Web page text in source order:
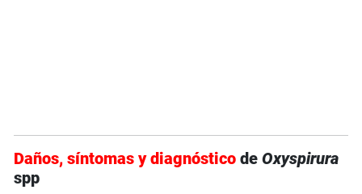
Daños, síntomas y diagnóstico deOxyspirura
spp